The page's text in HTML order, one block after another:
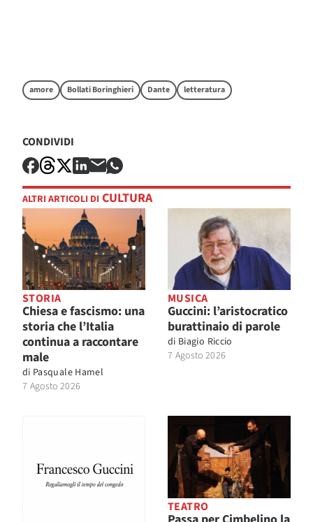
amore Bollati Boringhieri Dante letteratura
CONDIVIDI
ALTRI ARTICOLI DI CULTURA
STORIA
Chiesa e fascismo: una
storia che l’Italia
continua a raccontare
male
di Pasquale Hamel
7 Agosto 2026
MUSICA
Guccini: l’aristocratico
burattinaio di parole
di Biagio Riccio
7 Agosto 2026
TEATRO